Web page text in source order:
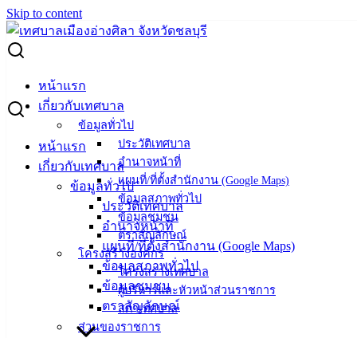
Skip to content
หน้าแรก
เกี่ยวกับเทศบาล
ข้อมูลทั่วไป
ประวัติเทศบาล
อำนาจหน้าที่
แผนที่/ที่ตั้งสำนักงาน (Google Maps)
ข้อมูลสภาพทั่วไป
ข้อมูลชุมชน
ตราสัญลักษณ์
โครงสร้างองค์กร
โครงสร้างเทศบาล
ผู้บริหารและหัวหน้าส่วนราชการ
สภาเทศบาล
ส่วนของราชการ
หน้าแรก
เกี่ยวกับเทศบาล
ข้อมูลทั่วไป
ประวัติเทศบาล
อำนาจหน้าที่
แผนที่/ที่ตั้งสำนักงาน (Google Maps)
ข้อมูลสภาพทั่วไป
ข้อมูลชุมชน
ตราสัญลักษณ์
Search for:
ศูนย์พัฒนาเด็กเล็กฯ โชว์กิจกรรมพัฒนาทักษะเด็ก สร้างพลเมือง
คุณภาพ
ศูนย์พัฒนาเด็กเล็กฯ โชว์กิจกรรมพัฒนา
ทักษะเด็ก สร้างพลเมืองคุณภาพ
กุมภาพันธ์ 28, 2024กุมภาพันธ์ 29, 2024
(28 ก.พ. 67) ที่ศูนย์พัฒนาเด็กเล็กเทศบาลเมืองอ่างศิลา
เฉลิมพระเกียรติ นายสุทธิ กลมกล่อม รองนายกเทศมนตรีเมือง
อ่างศิลา เป็นประธานเปิดโครงการส่งเสริมสุนทรียภาพด้านการ
เคลื่อนไหว ศิลปะ กีฬาและนันทนาการ โดยเปิดฐานกิจกรรมเพ